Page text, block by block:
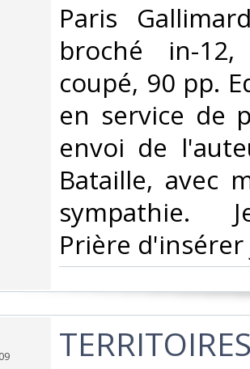
‎Paris
broché in-
coupé, 90 pp.
en service de
envoi de
Bataille, avec
sympathie.
Prière